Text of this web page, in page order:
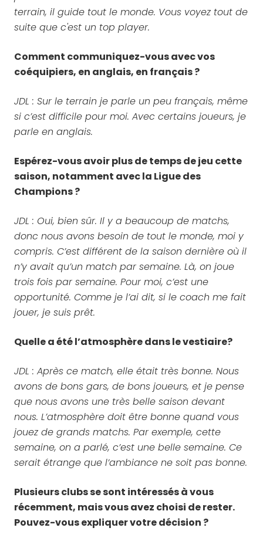
terrain, il guide tout le monde. Vous voyez tout de
suite que c'est un top player.
Comment communiquez-vous avec vos
coéquipiers, en anglais, en français ?
JDL : Sur le terrain je parle un peu français, même
si c’est difficile pour moi. Avec certains joueurs, je
parle en anglais.
Espérez-vous avoir plus de temps de jeu cette
saison, notamment avec la Ligue des
Champions ?
JDL : Oui, bien sûr. Il y a beaucoup de matchs,
donc nous avons besoin de tout le monde, moi y
compris. C’est différent de la saison dernière où il
n’y avait qu’un match par semaine. Là, on joue
trois fois par semaine. Pour moi, c’est une
opportunité. Comme je l’ai dit, si le coach me fait
jouer, je suis prêt.
Quelle a été l’atmosphère dans le vestiaire?
JDL : Après ce match, elle était très bonne. Nous
avons de bons gars, de bons joueurs, et je pense
que nous avons une très belle saison devant
nous. L’atmosphère doit être bonne quand vous
jouez de grands matchs. Par exemple, cette
semaine, on a parlé, c’est une belle semaine. Ce
serait étrange que l’ambiance ne soit pas bonne.
Plusieurs clubs se sont intéressés à vous
récemment, mais vous avez choisi de rester.
Pouvez-vous expliquer votre décision ?